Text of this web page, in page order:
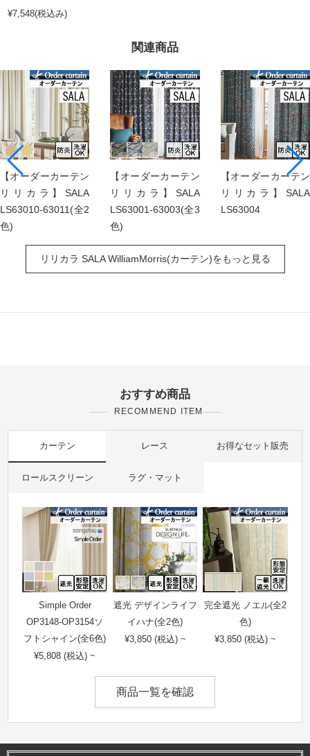
関連商品
【オーダーカーテン
リリカラ】SALA
LS63010-63011(全2
色)
【オーダーカーテン
リリカラ】SALA
LS63001-63003(全3
色)
【オーダーカーテン
リリカラ】SALA
LS63004
リリカラ SALA WilliamMorris(カーテン)をもっと見る
¥7,548(税込み)
おすすめ商品
RECOMMEND ITEM
カーテン レース お得なセット販売
ロールスクリーン ラグ・マット
Simple Order
OP3148-OP3154ソ
フトシャイン(全6色)
¥5,808 (税込) ~
遮光 デザインライフ
イハナ(全2色)
¥3,850 (税込) ~
完全遮光 ノエル(全2
色)
¥3,850 (税込) ~
商品一覧を確認